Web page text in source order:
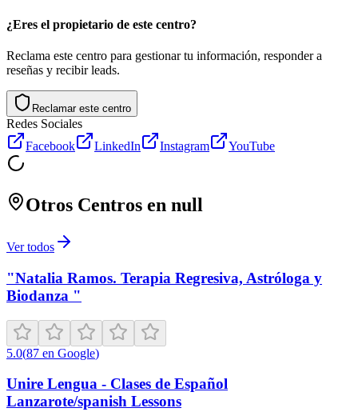
¿Eres el propietario de este centro?
Reclama este centro para gestionar tu información, responder a
reseñas y recibir leads.
Reclamar este centro
Redes Sociales
Facebook
LinkedIn Instagram YouTube
Otros Centros en null
Ver todos
"Natalia Ramos. Terapia Regresiva, Astróloga y
Biodanza "
5.0(87 en Google)
Unire Lengua - Clases de Español
Lanzarote/spanish Lessons